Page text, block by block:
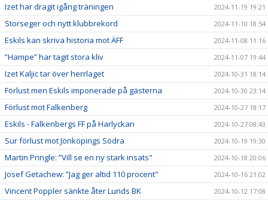
Izet har dragit igång träningen 2024-11-19 19:21
Storseger och nytt klubbrekord 2024-11-10 18:54
Eskils kan skriva historia mot ÄFF 2024-11-08 11:16
”Hampe” har tagit stora kliv 2024-11-07 19:44
Izet Kaljic tar över herrlaget 2024-10-31 18:14
Förlust men Eskils imponerade på gästerna 2024-10-30 23:14
Förlust mot Falkenberg 2024-10-27 18:17
Eskils - Falkenbergs FF på Harlyckan 2024-10-27 08:43
Sur förlust mot Jönköpings Södra 2024-10-19 19:30
Martin Pringle: ”Vill se en ny stark insats" 2024-10-18 20:06
Josef Getachew: ”Jag ger altid 110 procent" 2024-10-16 21:02
Vincent Poppler sänkte åter Lunds BK 2024-10-12 17:08